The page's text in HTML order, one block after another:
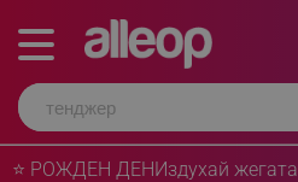
⭐ РОЖДЕН ДЕНИздухай жегата